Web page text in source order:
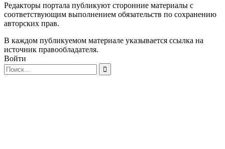
Редакторы портала публикуют сторонние материалы с
соответствующим выполнением обязательств по сохранению
авторских прав.
В каждом публикуемом материале указывается ссылка на
источник правообладателя.
Войти